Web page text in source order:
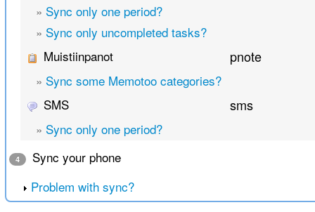
» Sync only one period?
» Sync only uncompleted tasks?
Muistiinpanot
pnote
» Sync some Memotoo categories?
SMS
sms
» Sync only one period?
4
Sync your phone
Problem with sync?